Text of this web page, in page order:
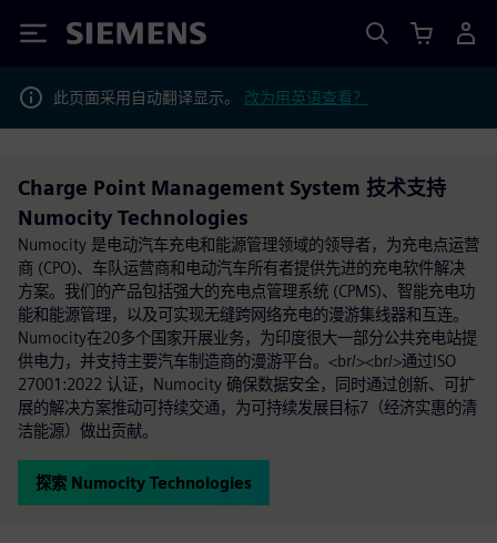
Siemens
此页面采用自动翻译显示。 改为用英语查看？
Charge Point Management System 技术支持
Numocity Technologies
Numocity 是电动汽车充电和能源管理领域的领导者，为充电点运营
商 (CPO)、车队运营商和电动汽车所有者提供先进的充电软件解决
方案。我们的产品包括强大的充电点管理系统 (CPMS)、智能充电功
能和能源管理，以及可实现无缝跨网络充电的漫游集线器和互连。
Numocity在20多个国家开展业务，为印度很大一部分公共充电站提
供电力，并支持主要汽车制造商的漫游平台。<br/><br/>通过ISO
27001:2022 认证，Numocity 确保数据安全，同时通过创新、可扩
展的解决方案推动可持续交通，为可持续发展目标7（经济实惠的清
洁能源）做出贡献。
探索 Numocity Technologies